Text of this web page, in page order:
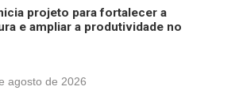
projeto para fortalecer a
e ampliar a produtividade no
agosto de 2026